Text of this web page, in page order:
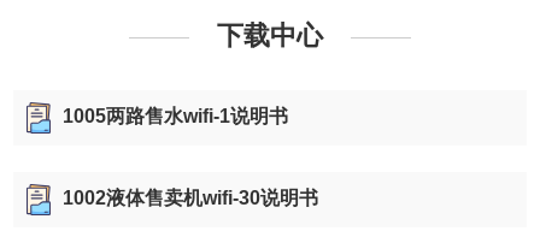
下载中心
1005两路售水wifi-1说明书
1002液体售卖机wifi-30说明书